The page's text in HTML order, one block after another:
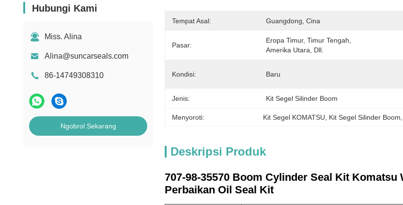
Hubungi Kami
Miss. Alina
Alina@suncarseals.com
86-14749308310
Ngobrol Sekarang
Tempat Asal: Guangdong, Cina
Pasar:
Eropa Timur, Timur Tengah,
Amerika Utara, Dll.
Kondisi: Baru
Jenis: Kit Segel Silinder Boom
Menyoroti: Kit Segel KOMATSU Kit Segel Silinder Boom
Deskripsi Produk
707-98-35570 Boom Cylinder Seal Kit Komatsu
Perbaikan Oil Seal Kit